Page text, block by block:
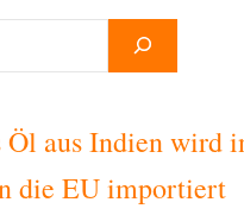
Öl aus Indien wird
die EU importiert